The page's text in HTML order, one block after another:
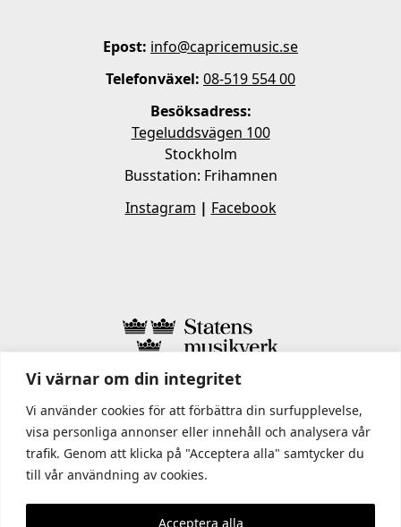
Vi värnar om din integritet
Vi använder cookies för att förbättra din surfupplevelse,
visa personliga annonser eller innehåll och analysera vår
trafik. Genom att klicka på "Acceptera alla" samtycker du
till vår användning av cookies.
Acceptera alla
Epost: info@capricemusic.se
Telefonväxel: 08-519 554 00
Besöksadress:
Tegeluddsvägen 100
Stockholm
Busstation: Frihamnen
Instagram | Facebook
I STATENS MUSIKVERK INGÅR